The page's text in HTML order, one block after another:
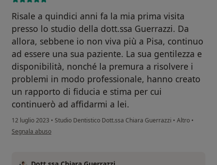
Risale a quindici anni fa la mia prima visita
presso lo studio della dott.ssa Guerrazzi. Da
allora, sebbene io non viva più a Pisa, continuo
ad essere una sua paziente. La sua gentilezza e
disponibilità, nonché la premura a risolvere i
problemi in modo professionale, hanno creato
un rapporto di fiducia e stima per cui
continuerò ad affidarmi a lei.
12 luglio 2023 • Studio Dentistico Dott.ssa Chiara Guerrazzi • Altro •
secondo l'opinione dell'utente Rossella Nuvoli
Segnala abuso